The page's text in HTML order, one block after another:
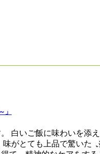
」
白いご飯に味わいを
がとても上品で驚い